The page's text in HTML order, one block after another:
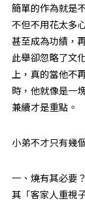
簡單的作為就是
不但不用花太多
甚至成為功績，
此舉卻忽略了文
上，真的當他不
時，他就像是一
兼續才是重點。
小弟不才只有幾
一、燒有其必要
其「客家人重視